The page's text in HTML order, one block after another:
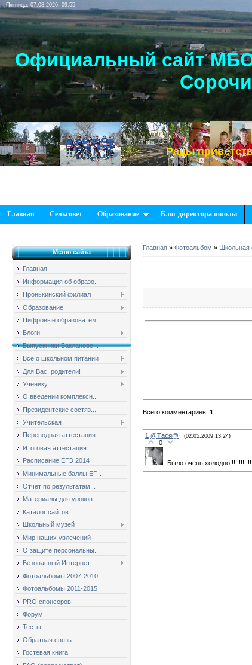
Пятница, 07.08.2026, 09:55
Официальный сайт
Рады
Главная Сельсовет Образование Блог директора школы
Меню сайта
Главная
Информация об образо...
Пронькинский филиал
Образование
Цифровые образовател...
Блоги
Выпускники Баклановс...
Всё о школьном питании
Для Вас, родители!
Ученику
О введении комплексн...
Президентские состяз...
Учительская
Переводная аттестация
Итоговая аттестация ...
Расписание ЕГЭ 2014
Минимальные баллы ЕГ...
Отчет по результатам...
Материалы для уроков
Каталог сайтов
Школьный музей
Мир наших увлечений
О защите персональны...
Безопасный Интернет
Фотоальбомы 2007-2010
Фотоальбомы 2011-2015
PRO спонсоров
Форум
Тесты
Обратная связь
Гостевая книга
Главная » Фотоальбом » Школьная
Всего комментариев: 1
1 @Тася@ (02.05.2009 13:24)
0
Было очень